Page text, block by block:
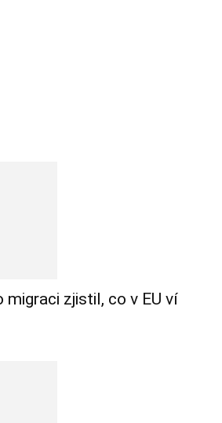
migraci zjistil, co v EU ví